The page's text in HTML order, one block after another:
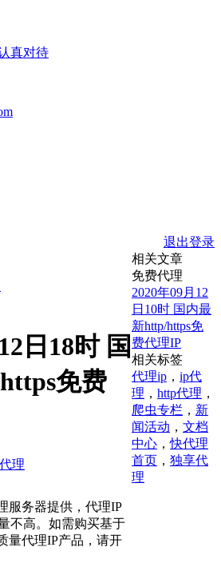
真对待
退出登录
日18时 国
免费
理
服务器提供，代理IP
不高。如需购买基于
量代理IP产品，请开
相关文章
免费代理
2020年09月12
日10时 国内最
新http/https免
费代理IP
相关标签
代理ip ， ip代
理 ， http代理 ，
爬虫专栏 ， 新
闻活动 ， 文档
中心 ，快代理
首页 ， 独享代
理